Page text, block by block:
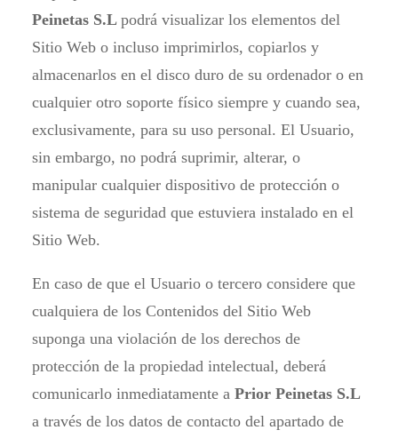
Peinetas S.L podrá visualizar los elementos del
Sitio Web o incluso imprimirlos, copiarlos y
almacenarlos en el disco duro de su ordenador o en
cualquier otro soporte físico siempre y cuando sea,
exclusivamente, para su uso personal. El Usuario,
sin embargo, no podrá suprimir, alterar, o
manipular cualquier dispositivo de protección o
sistema de seguridad que estuviera instalado en el
Sitio Web.
En caso de que el Usuario o tercero considere que
cualquiera de los Contenidos del Sitio Web
suponga una violación de los derechos de
protección de la propiedad intelectual, deberá
comunicarlo inmediatamente a Prior Peinetas S.L
a través de los datos de contacto del apartado de